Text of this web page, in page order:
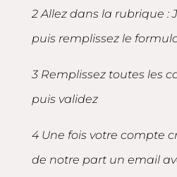
2 Allez dans la rubrique :
puis remplissez le
3 Remplissez toutes les
puis validez
4 Une fois votre compte
de notre part un email